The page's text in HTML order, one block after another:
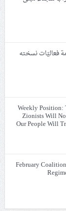
فعاليّات نسخته
Weekly Position:
Zionists Will
Our People Will
14 February